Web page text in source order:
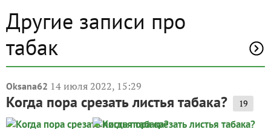
Другие записи про
табак
Oksana62 14 июля 2022, 15:29
Когда пора срезать листья табака? 19